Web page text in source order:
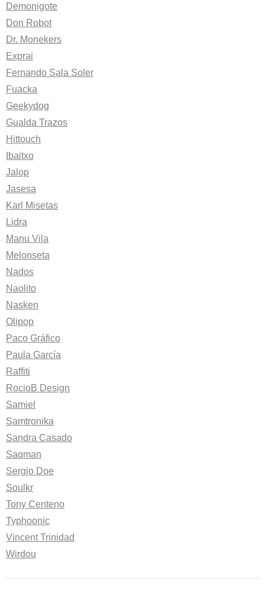
Demonigote
Don Robot
Dr. Monekers
Exprai
Fernando Sala Soler
Fuacka
Geekydog
Gualda Trazos
Hittouch
Ibaitxo
Jalop
Jasesa
Karl Misetas
Lidra
Manu Vila
Melonseta
Nados
Naolito
Nasken
Olipop
Paco Gráfico
Paula García
Raffiti
RocioB Design
Samiel
Samtronika
Sandra Casado
Saqman
Sergio Doe
Soulkr
Tony Centeno
Typhoonic
Vincent Trinidad
Wirdou